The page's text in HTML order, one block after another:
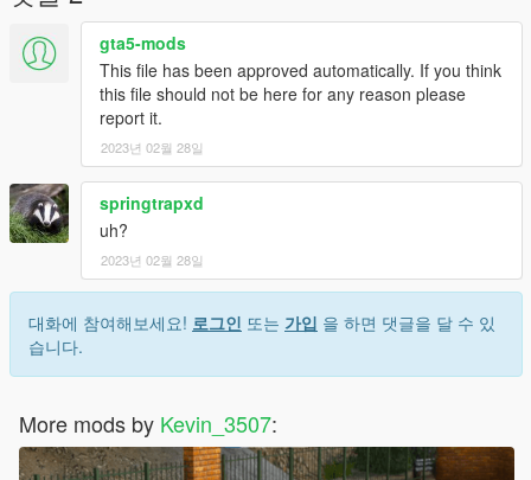
gta5-mods
This file has been approved automatically. If you think
this file should not be here for any reason please
report it.
2023년 02월 28일
springtrapxd
uh?
2023년 02월 28일
대화에 참여해보세요! 로그인 또는 가입 을 하면 댓글을 달 수 있
습니다.
More mods by Kevin_3507: